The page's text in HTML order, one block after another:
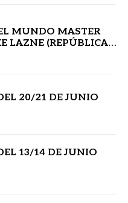
MUNDO MASTER
20/21 DE JUNIO
13/14 DE JUNIO